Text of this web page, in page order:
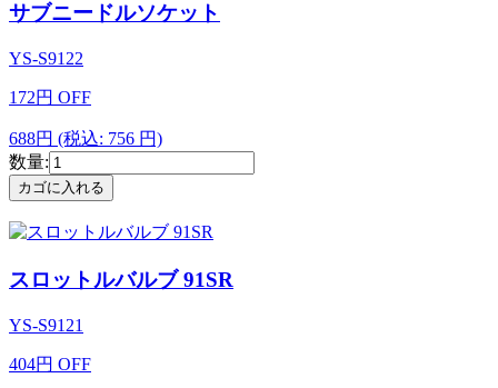
サブニードルソケット
YS-S9122
172円 OFF
688円 (税込: 756 円)
数量:
スロットルバルブ 91SR
YS-S9121
404円 OFF